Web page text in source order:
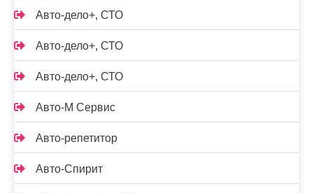
Авто-дело+, СТО
Авто-дело+, СТО
Авто-дело+, СТО
Авто-М Сервис
Авто-репетитор
Авто-Спирит